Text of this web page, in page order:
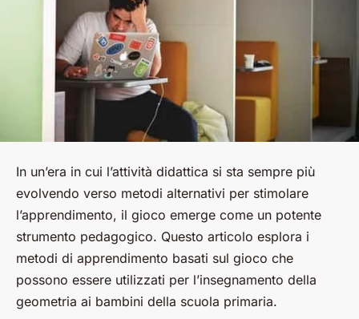
In un’era in cui l’attività didattica si sta sempre più
evolvendo verso metodi alternativi per stimolare
l’apprendimento, il gioco emerge come un potente
strumento pedagogico. Questo articolo esplora i
metodi di apprendimento basati sul gioco che
possono essere utilizzati per l’insegnamento della
geometria ai bambini della scuola primaria.